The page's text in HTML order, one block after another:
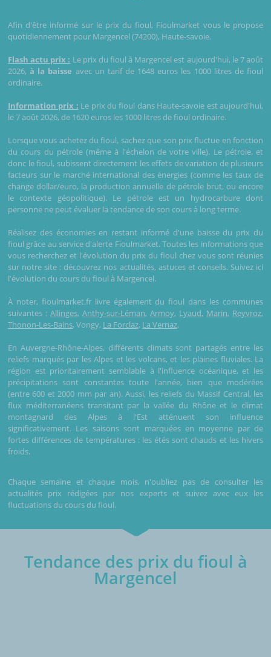
Afin d'être informé sur le prix du fioul, Fioulmarket vous le propose
quotidiennement pour Margencel (74200), Haute-savoie.
Flash actu prix : Le prix du fioul à Margencel est aujourd'hui, le 7 août
2026,à la baisse avec un tarif de 1648 euros les 1000 litres de fioul
ordinaire.
Information prix : Le prix du fioul dans Haute-savoie est aujourd'hui,
le 7 août 2026, de 1620 euros les 1000 litres de fioul ordinaire.
Lorsque vous achetez du fioul, sachez que son prix fluctue en fonction
du cours du pétrole (même à l'échelon de votre ville). Le pétrole, et
donc le fioul, subissent directement les effets de variation de plusieurs
facteurs sur le marché international des énergies (comme les taux de
change dollar/euro, la production annuelle de pétrole brut, ou encore
le contexte géopolitique). Le pétrole est un hydrocarbure dont
personne ne peut évaluer la tendance de son cours à long terme.
Réalisez des économies en restant informé d'une baisse du prix du
fioul grâce au service d'alerte Fioulmarket. Toutes les informations que
vous recherchez et l'évolution du prix du fioul chez vous sont réunies
sur notre site : découvrez nos actualités, astuces et conseils. Suivez ici
l'évolution du cours du fioul à Margencel.
À noter, fioulmarket.fr livre également du fioul dans les communes
suivantes : Allinges, Anthy-sur-Léman, Armoy, Lyaud, Marin, Reyvroz,
Thonon-Les-Bains, Vongy, La Forclaz, La Vernaz.
En Auvergne-Rhône-Alpes, différents climats sont partagés entre les
reliefs marqués par les Alpes et les volcans, et les plaines fluviales. La
région est prioritairement semblable à l'influence océanique, et les
précipitations sont constantes toute l'année, bien que modérées
(entre 600 et 2000 mm par an). Aussi, les reliefs du Massif Central, les
flux méditerranéens transitant par la vallée du Rhône et le climat
montagnard des Alpes à l'Est atténuent son influence
significativement. Les saisons sont marquées en moyenne par de
fortes différences de températures : les étés sont chauds et les hivers
froids.
Chaque semaine et chaque mois, n'oubliez pas de consulter les
actualités prix rédigées par nos experts et suivez avec eux les
fluctuations du cours du fioul.
Tendance des prix du fioul à
Margencel